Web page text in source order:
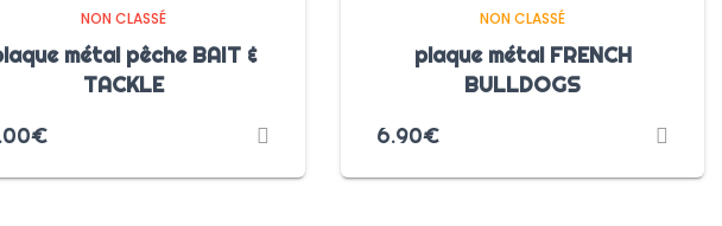
NON CLASSÉ
métal pêche BAIT &
TACKLE
€
NON CLASSÉ
plaque métal FRENCH
BULLDOGS
6.90€